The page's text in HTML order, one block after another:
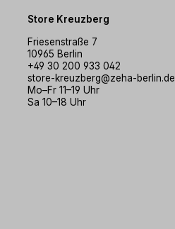
Store Kreuzberg
Friesenstraße 7
10965 Berlin
+49 30 200 933 042
store-kreuzberg@zeha-berlin.de
Mo–Fr 11–19 Uhr
Sa 10–18 Uhr